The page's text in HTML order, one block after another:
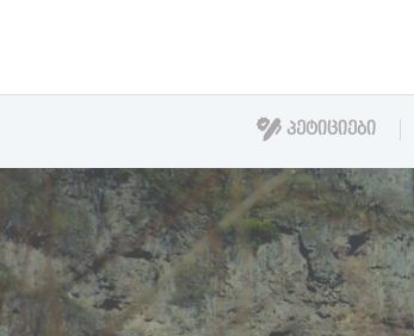
ᲞᲔᲢᲘᲪᲘᲔᲑᲘ